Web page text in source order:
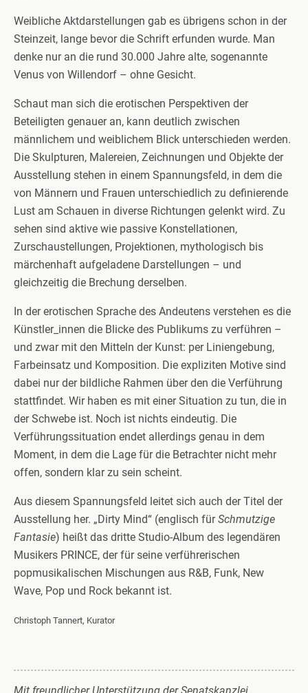
Weibliche Aktdarstellungen gab es übrigens schon in der
Steinzeit, lange bevor die Schrift erfunden wurde. Man
denke nur an die rund 30.000 Jahre alte, sogenannte
Venus von Willendorf – ohne Gesicht.
Schaut man sich die erotischen Perspektiven der
Beteiligten genauer an, kann deutlich zwischen
männlichem und weiblichem Blick unterschieden werden.
Die Skulpturen, Malereien, Zeichnungen und Objekte der
Ausstellung stehen in einem Spannungsfeld, in dem die
von Männern und Frauen unterschiedlich zu definierende
Lust am Schauen in diverse Richtungen gelenkt wird. Zu
sehen sind aktive wie passive Konstellationen,
Zurschaustellungen, Projektionen, mythologisch bis
märchenhaft aufgeladene Darstellungen – und
gleichzeitig die Brechung derselben.
In der erotischen Sprache des Andeutens verstehen es die
Künstler_innen die Blicke des Publikums zu verführen –
und zwar mit den Mitteln der Kunst: per Liniengebung,
Farbeinsatz und Komposition. Die expliziten Motive sind
dabei nur der bildliche Rahmen über den die Verführung
stattfindet. Wir haben es mit einer Situation zu tun, die in
der Schwebe ist. Noch ist nichts eindeutig. Die
Verführungssituation endet allerdings genau in dem
Moment, in dem die Lage für die Betrachter nicht mehr
offen, sondern klar zu sein scheint.
Aus diesem Spannungsfeld leitet sich auch der Titel der
Ausstellung her. „Dirty Mind“ (englisch fürSchmutzige
Fantasie) heißt das dritte Studio-Album des legendären
Musikers PRINCE, der für seine verführerischen
popmusikalischen Mischungen aus R&B, Funk, New
Wave, Pop und Rock bekannt ist.
Christoph Tannert, Kurator
Mit freundlicher Unterstützung der Senatskanzlei